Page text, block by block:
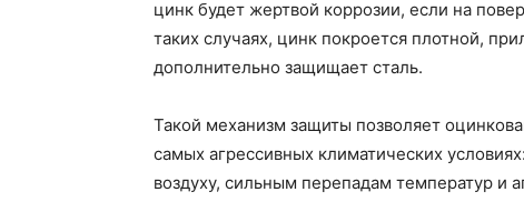
цинк будет жертвой коррозии, если на
таких случаях, цинк покроется плотной,
дополнительно защищает сталь.
Такой механизм защиты позволяет
самых агрессивных климатических
воздуху, сильным перепадам температур и